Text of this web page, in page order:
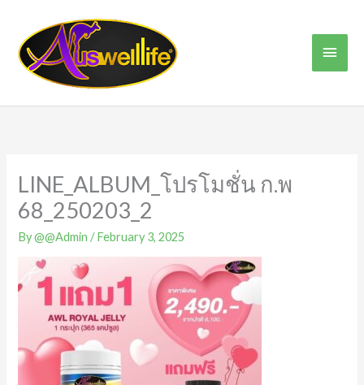
content
LINE_ALBUM_โปรโมชั่น ก.พ
68_250203_2
By@@Admin /February 3, 2025